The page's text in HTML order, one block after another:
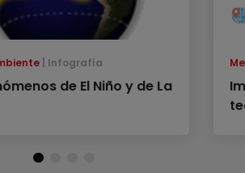
Infografía
de El Niño y de La